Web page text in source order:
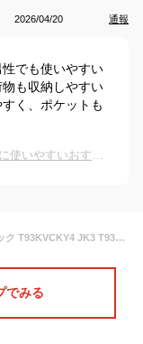
2026/04/20 通報
でも使いやすい
も収納しやすい
く、ポケットも
ノースフェイスの人気リュックで通勤通学に使いやすいおすすめは？
ノースフェイス バッグ リュック T93KVCKY4 JK3 T93KVCLKM T93KVC7UV T93KVCFJ6 (NF0A3KVCJK3) NF0A3KVCM6S ロディ RODEY THE NORTH FACEリュックサック ザ・ノース・フェイス バックパック 男女兼用 ag-939700
でみる